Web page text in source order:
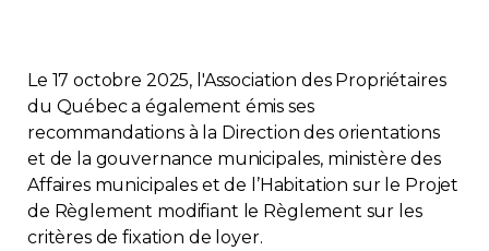
Le 17 octobre 2025, l'Association des Propriétaires
du Québec a également émis ses
recommandations à la Direction des orientations
et de la gouvernance municipales, ministère des
Affaires municipales et de l’Habitation sur le Projet
de Règlement modifiant le Règlement sur les
critères de fixation de loyer.